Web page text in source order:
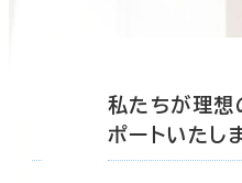
私たちが理想
ポートいたし